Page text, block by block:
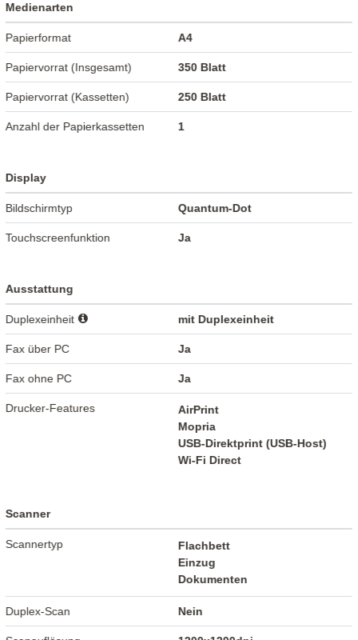
Medienarten
Papierformat A4
Papiervorrat (Insgesamt) 350 Blatt
Papiervorrat (Kassetten) 250 Blatt
Anzahl der Papierkassetten 1
Display
Bildschirmtyp Quantum-Dot
Touchscreenfunktion Ja
Ausstattung
Duplexeinheit mit Duplexeinheit
Fax über PC Ja
Fax ohne PC Ja
Drucker-Features
AirPrint
Mopria
USB-Direktprint (USB-Host)
Wi-Fi Direct
Scanner
Scannertyp
Flachbett
Einzug
Dokumenten
Duplex-Scan Nein